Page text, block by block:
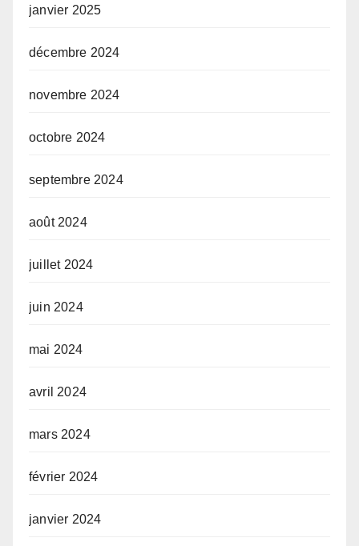
janvier 2025
décembre 2024
novembre 2024
octobre 2024
septembre 2024
août 2024
juillet 2024
juin 2024
mai 2024
avril 2024
mars 2024
février 2024
janvier 2024